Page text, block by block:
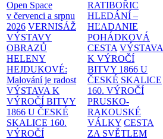
Open Space
v červenci a srpnu
2026 VERNISÁŽ
VÝSTAVY
OBRAZŮ
HELENY
HEJDUKOVÉ:
Malování je radost
VÝSTAVA K
VÝROČÍ BITVY
1866 U ČESKÉ
SKALICE 160.
VÝROČÍ
RATIBOŘIC
HLEDÁNÍ –
HĽADANIE
POHÁDKOVÁ
CESTA VÝSTAVA
K VÝROČÍ
BITVY 1866 U
ČESKÉ SKALICE
160. VÝROČÍ
PRUSKO-
RAKOUSKÉ
VÁLKY CESTA
ZA SVĚTLEM